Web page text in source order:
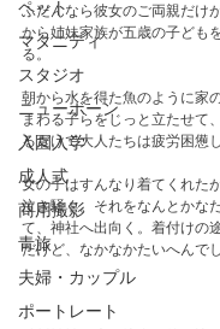
ペット
マタニティ
スタジオ
ニューボーン
入園入学
成人式
商用撮影
青旅
夫婦・カップル
ポートレート
ふだんなら彼女のご両親だけ
から姉妹家族が五歳の子ども
る。
朝から水を得た魚のように家
まわる子らをじっと立たせて
るだけで大人たちは疲労困憊
女の子はすんなり着てくれた
泣き騒ぐ。それをなんとかな
て、神社へ出向く。着付けの
だけど、なかなかたいへんでし